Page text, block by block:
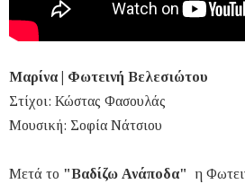
Μαρίνα | Φωτεινή Βελεσιώτου
Στίχοι: Κώστας Φασουλάς
Μουσική: Σοφία Νάτσιου
Μετά το "Βαδίζω Ανάποδα" η